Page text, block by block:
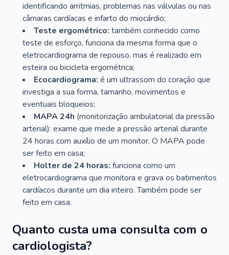
identificando arritmias, problemas nas válvulas ou nas
câmaras cardíacas e infarto do miocárdio;
Teste ergométrico: também conhecido como
teste de esforço, funciona da mesma forma que o
eletrocardiograma de repouso, mas é realizado em
esteira ou bicicleta ergométrica;
Ecocardiograma: é um ultrassom do coração que
investiga a sua forma, tamanho, movimentos e
eventuais bloqueios;
MAPA 24h (monitorização ambulatorial da pressão
arterial): exame que mede a pressão arterial durante
24 horas com auxílio de um monitor. O MAPA pode
ser feito em casa;
Holter de 24 horas: funciona como um
eletrocardiograma que monitora e grava os batimentos
cardíacos durante um dia inteiro. Também pode ser
feito em casa.
Quanto custa uma consulta com o
cardiologista?